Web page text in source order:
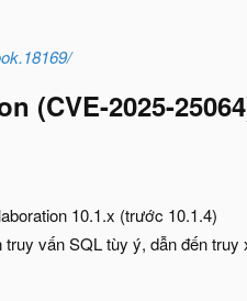
(CVE-2025-
10.1.x (trước 10.1.4)
vấn SQL tùy ý, dẫn đến truy